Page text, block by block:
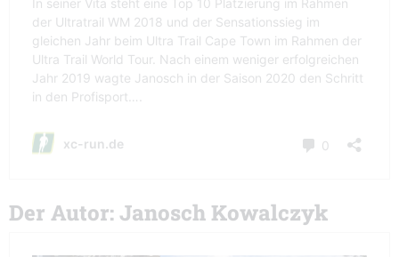
Der Autor: Janosch Kowalczyk